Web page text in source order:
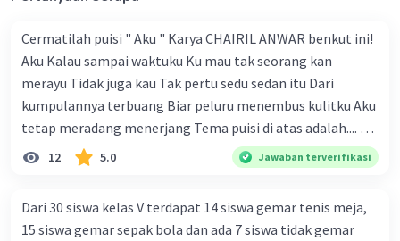
f(x)\)) yang akan berdampak pada
pergeseran, pencerminan, atau
peregangan grafik fungsi tersebut di
koordinat Cartesius. [1, 2]
Hubungan Keduanya:
Secara matematis, transformasi geometri
sebagai sebuah fungsi pemetaan. Anda bisa
menerapkan operasi transformasi geometri ke
Cermatilah puisi " Aku " Karya CHAIRIL ANWAR benkut ini!
Aku Kalau sampai waktuku Ku mau tak seorang kan
merayu Tidak juga kau Tak pertu sedu sedan itu Dari
kumpulannya terbuang Biar peluru menembus kulitku Aku
tetap meradang menerjang Tema puisi di atas adalah.... A.
ketekunan dan kemauan seseorang dalam
memperjuangan hak dirinya B. kemauan untuk hidup
mendapatkan cinta sejati D. seseorang yang tidak mau
12 5.0 Jawaban terverifikasi
Dari 30 siswa kelas V terdapat 14 siswa gemar tenis meja,
15 siswa gemar sepak bola dan ada 7 siswa tidak gemar